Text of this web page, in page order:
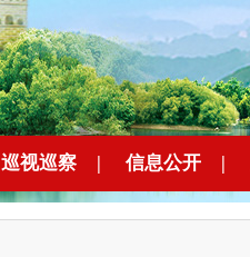
巡视巡察 | 信息公开 |